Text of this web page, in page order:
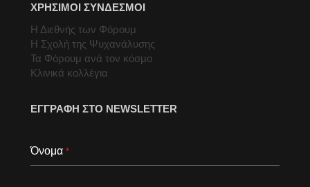
ΧΡΗΣΙΜΟΙ ΣΥΝΔΕΣΜΟΙ
Η Διεθνής των Φόρουμ
Η Σχολή της Ψυχανάλυσης
Τα Φόρουμ ανά τον κόσμο
Κλινικά κολλέγια
ΕΓΓΡΑΦΗ ΣΤΟ NEWSLETTER
Όνομα *